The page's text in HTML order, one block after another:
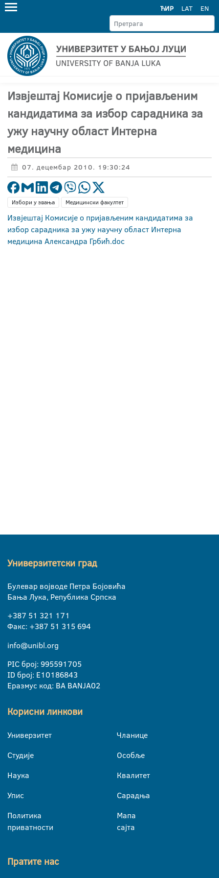
ЋИР LAT EN
Извјештај Комисије о пријављеним
кандидатима за избор сарадника за
ужу научну област Интерна
медицина
07. децембар 2010. 19:30:24
Избори у звања Медицински факултет
Извјештај Комисије о пријављеним кандидатима за
избор сарадника за ужу научну област Интерна
медицина Александра Грбић.doc
Универзитетски град
Булевар војводе Петра Бојовића
Бања Лука, Република Српска
+387 51 321 171
Факс: +387 51 315 694
info@unibl.org
PIC број: 995591705
ID број: E10186843
Еразмус код: BA BANJA02
Корисни линкови
Универзитет
Студије
Наука
Упис
Политика
приватности
Чланице
Особље
Квалитет
Сарадња
Мапа
сајта
Пратите нас